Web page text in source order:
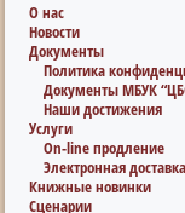
О нас
Новости
Документы
Политика
Документы МБУК
Наши достижения
Услуги
On-line продление
Электронная
Книжные новинки
Сценарии